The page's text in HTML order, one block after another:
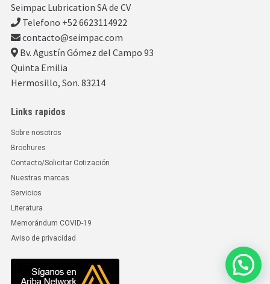
Seimpac Lubrication SA de CV
Telefono +52 6623114922
contacto@seimpac.com
Bv. Agustín Gómez del Campo 93
Quinta Emilia
Hermosillo, Son. 83214
Links rapidos
Sobre nosotros
Brochures
Contacto/Solicitar Cotización
Nuestras marcas
Servicios
Literatura
Memorándum COVID-19
Aviso de privacidad